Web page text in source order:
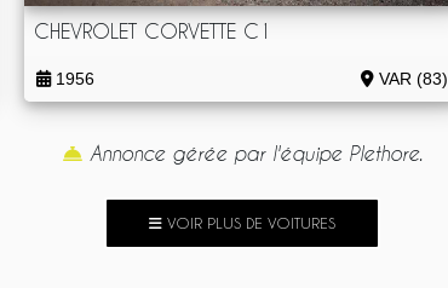
CHEVROLET CORVETTE C1
1956 VAR (83)
Annonce gérée par l'équipe Plethore.
VOIR PLUS DE VOITURES